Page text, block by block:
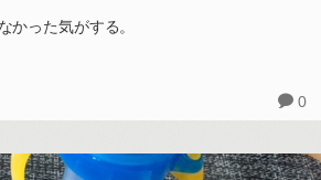
かった気がする。
0